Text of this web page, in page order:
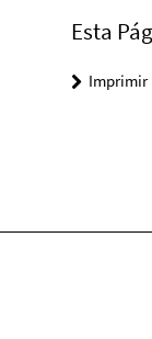
Esta
Imprimir